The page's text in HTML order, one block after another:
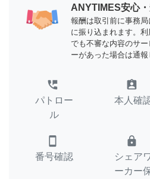
ANYTIMES安心
報酬は取引前に事務
に振り込まれます。
でも不審な内容のサ
ーがあった場合は通報
perm_phone_msg
パトロー
ル
assignment_ind
本人確
smartphone
番号確認
lock
シェア
ーカー